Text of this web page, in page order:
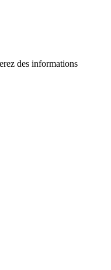
des informations